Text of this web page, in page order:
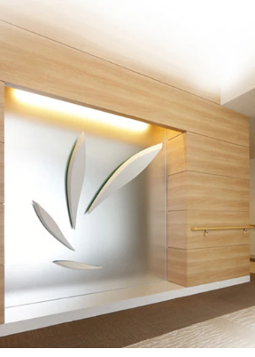
デザイナーズギャラリー
インテリア
住まいづくりガイド
分譲住宅（建売・土地）検索
中古住宅検索
スムストック検索
分譲マンション検索
土地活用モデルルーム見学
土地活用実例
法人のお客さま
企業不動産活用（CRE）戦略
社宅建築
医療・介護・子育て・障がい福祉施設
リフォームの流れ
リフォームメニュー
リフォーム事例
事業用リノベーション
ホテル・旅館リフォーム
リフォーム営業所
複合開発事業（ASMACI-アスマチ-）
再開発・官民連携事業
分譲マンション開発事業
収益不動産・投資開発事業
建築再生事業
事業用売買
事業用地・事業用建物
サポートメニュー
住まいるりんぐ（ロングサポート）
保証制度
アフターメンテナンス
ミサワリフォーム
ご相談窓口
お客様センター
企業・IR情報
企業・IR
ニュース
MISAWAについて
ミサワホームグループ
IR情報
SDGs
展示 イベント情報
カタログ請求
住まいのご相談